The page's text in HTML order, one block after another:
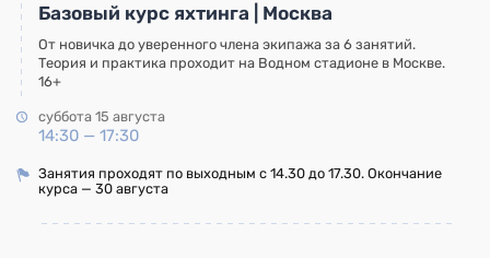
Базовый курс яхтинга | Москва
От новичка до уверенного члена экипажа за 6 занятий.
Теория и практика проходит на Водном стадионе в Москве.
16+
суббота 15 августа
14:30 — 17:30
Занятия проходят по выходным с 14.30 до 17.30. Окончание
курса — 30 августа